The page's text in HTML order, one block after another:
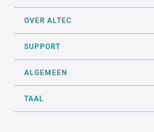
OVER ALTEC
SUPPORT
ALGEMEEN
TAAL